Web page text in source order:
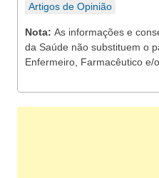
Artigos de Opinião
Nota: As informações e
da Saúde não substituem o
Enfermeiro, Farmacêutico e/